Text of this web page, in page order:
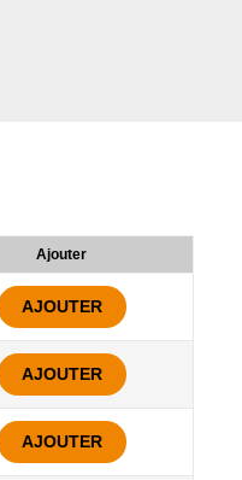
Ajouter
AJOUTER
AJOUTER
AJOUTER